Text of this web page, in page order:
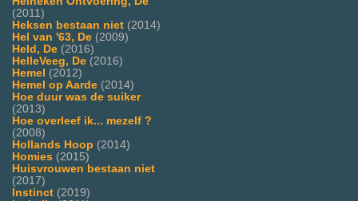
(2011)
Heksen bestaan niet (2014)
Hel van '63, De (2009)
Held, De (2016)
HelleVeeg, De (2016)
Hemel (2012)
Hemel op Aarde (2014)
Hoe duur was de suiker
(2013)
Hoe overleef ik... mezelf ?
(2008)
Hollands Hoop (2014)
Homies (2015)
Huisvrouwen bestaan niet
(2017)
Instinct (2019)